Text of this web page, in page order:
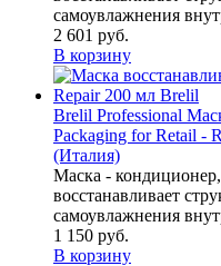
самоувлажнения
2 601 руб.
В корзину
Brelil Professional
Packaging for Retail -
(Италия)
Маска -
восстанавливает
самоувлажнения
1 150 руб.
В корзину